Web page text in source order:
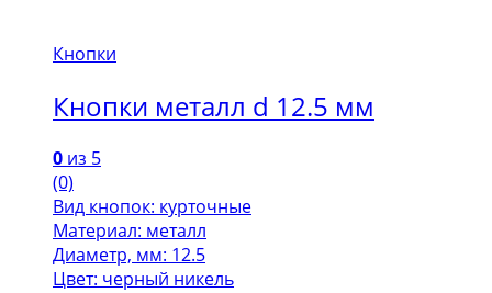
Кнопки
Кнопки металл d 12.5 мм
0 из 5
(0)
Вид кнопок: курточные
Материал: металл
Диаметр, мм: 12.5
Цвет: черный никель